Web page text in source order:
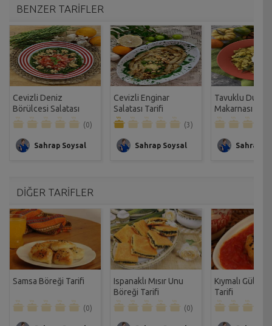
BENZER TARİFLER
Cevizli Deniz
Börülcesi Salatası
Tarifi
(0)
Sahrap Soysal
Cevizli Enginar
Salatası Tarifi
(3)
Sahrap Soysal
Tavuklu
Makarnası
Sahrap
DİĞER TARİFLER
Samsa Böreği Tarifi
(0)
Ispanaklı Mısır Unu
Böreği Tarifi
(0)
Kıymalı Gül
Tarifi